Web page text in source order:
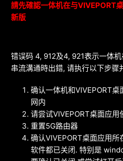
請先確認一体机在与VIVEPORT
新版
错误码 4, 912及4, 921表示一体
串流溝通時出錯, 请执行以下步骤
确认一体机和VIVEPORT
网内
请尝试VIVEPORT桌面应用
重置5G路由器
确认VIVEPORT桌面应用
软件都已关闭. 特别是